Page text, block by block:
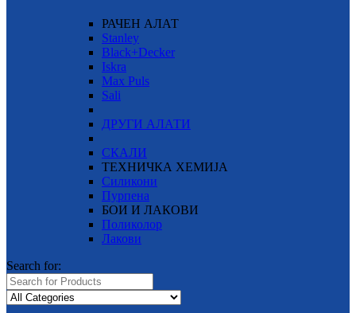
РАЧЕН АЛАТ
Stanley
Black+Decker
Iskra
Max Puls
Sali
ДРУГИ АЛАТИ
СКАЛИ
ТЕХНИЧКА ХЕМИЈА
Силикони
Пурпена
БОИ И ЛАКОВИ
Поликолор
Лакови
Search for: